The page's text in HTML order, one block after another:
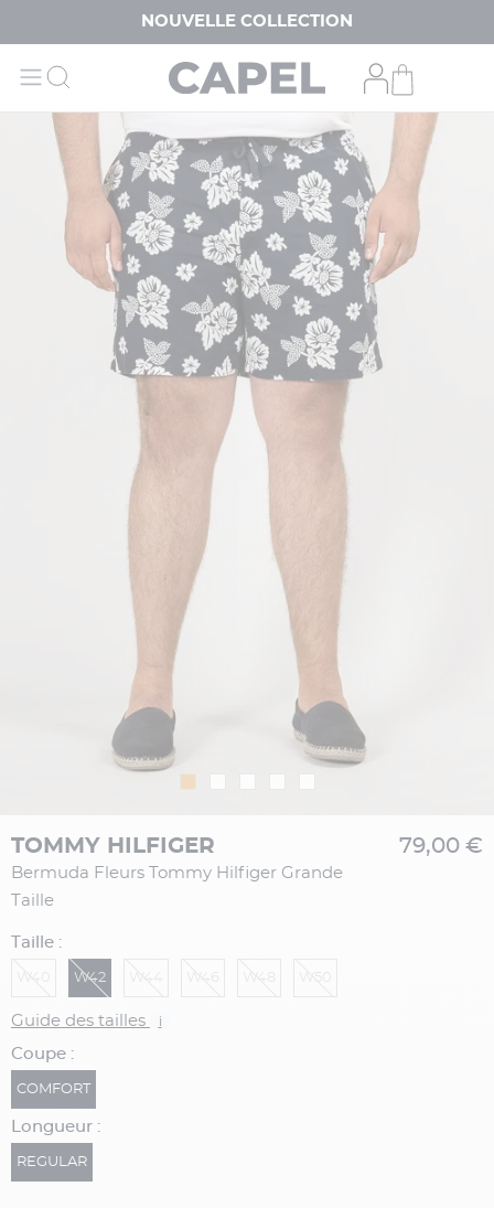
NOUVELLE COLLECTION
TOMMY HILFIGER
Bermuda Fleurs Tommy Hilfiger Grande
Taille
79,00 €
Taille :
W42
Guide des tailles i
Coupe :
COMFORT
Longueur :
REGULAR